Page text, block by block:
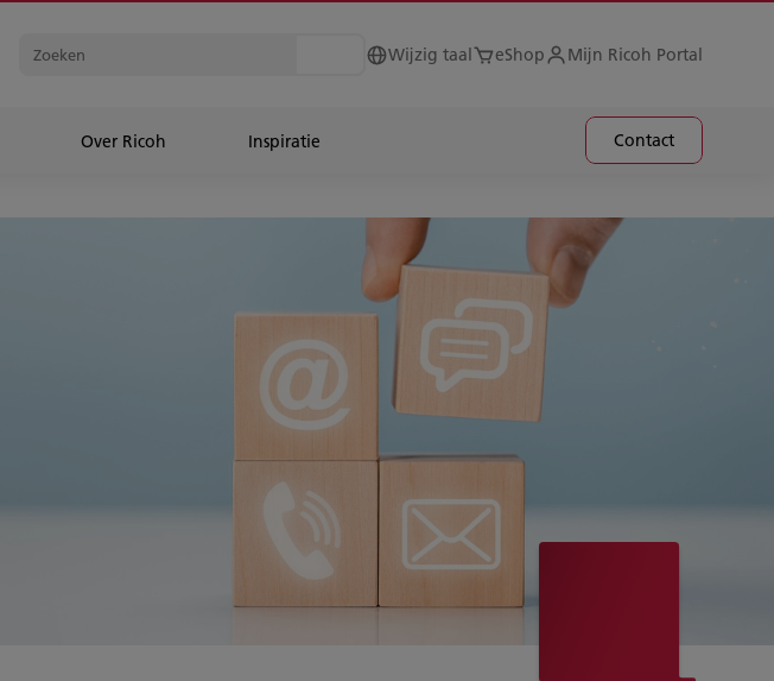
Wijzig taal eShop Mijn Ricoh Portal
Over Ricoh Inspiratie Contact